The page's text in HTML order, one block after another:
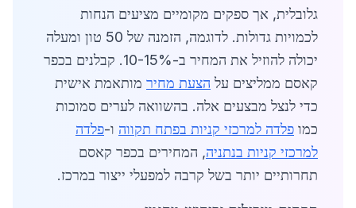
גלובלית, אך ספקים מקומיים מציעים הנחות
לכמויות גדולות. לדוגמה, הזמנה של 50 טון ומעלה
יכולה להוזיל את המחיר ב-10-15%. קבלנים בכפר
קאסם ממליצים על הצעת מחיר מותאמת אישית
כדי לנצל מבצעים אלה. בהשוואה לערים סמוכות
כמו פלדה למרכזי קניות בפתח תקווה ו-פלדה
למרכזי קניות בנתניה, המחירים בכפר קאסם
תחרותיים יותר בשל קרבה למפעלי ייצור במרכז.